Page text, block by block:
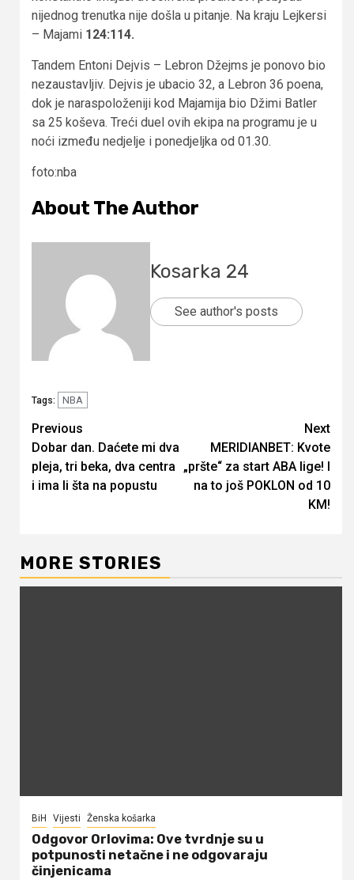
nijednog trenutka nije došla u pitanje. Na kraju Lejkersi
– Majami 124:114.
Tandem Entoni Dejvis – Lebron Džejms je ponovo bio
nezaustavljiv. Dejvis je ubacio 32, a Lebron 36 poena,
dok je naraspoloženiji kod Majamija bio Džimi Batler
sa 25 koševa. Treći duel ovih ekipa na programu je u
noći između nedjelje i ponedjeljka od 01.30.
foto:nba
About The Author
Kosarka 24
See author's posts
Tags: NBA
Continue
Reading
Previous
Dobar dan. Daćete mi dva
pleja, tri beka, dva centra
i ima li šta na popustu
Next
MERIDIANBET: Kvote
„pršte“ za start ABA lige! I
na to još POKLON od 10
KM!
MORE STORIES
BiH Vijesti Ženska košarka
Odgovor Orlovima: ​Ove tvrdnje su u
potpunosti netačne i ne odgovaraju
činjenicama